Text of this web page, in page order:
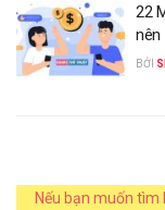
22
nên
BỞI
Nếu bạn muốn